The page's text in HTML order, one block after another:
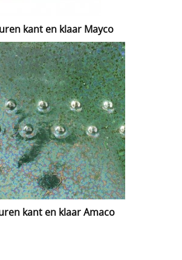
kant en klaar Mayco
kant en klaar Amaco